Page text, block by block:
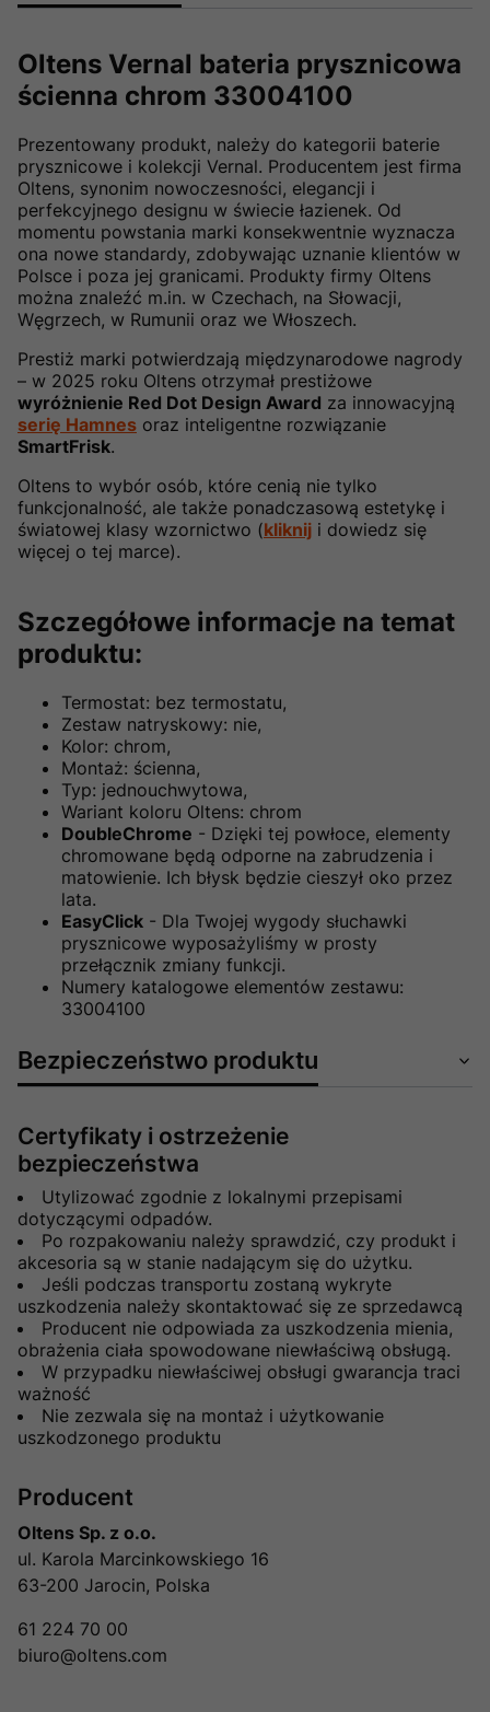
Oltens Vernal bateria prysznicowa
ścienna chrom 33004100
Prezentowany produkt, należy do kategorii baterie
prysznicowe i kolekcji Vernal. Producentem jest firma
Oltens, synonim nowoczesności, elegancji i
perfekcyjnego designu w świecie łazienek. Od
momentu powstania marki konsekwentnie wyznacza
ona nowe standardy, zdobywając uznanie klientów w
Polsce i poza jej granicami. Produkty firmy Oltens
można znaleźć m.in. w Czechach, na Słowacji,
Węgrzech, w Rumunii oraz we Włoszech.
Prestiż marki potwierdzają międzynarodowe nagrody
– w 2025 roku Oltens otrzymał prestiżowe
wyróżnienie Red Dot Design Award za innowacyjną
serię Hamnes oraz inteligentne rozwiązanie
SmartFrisk.
Oltens to wybór osób, które cenią nie tylko
funkcjonalność, ale także ponadczasową estetykę i
światowej klasy wzornictwo (kliknij i dowiedz się
więcej o tej marce).
Szczegółowe informacje na temat
produktu:
Termostat: bez termostatu,
Zestaw natryskowy: nie,
Kolor: chrom,
Montaż: ścienna,
Typ: jednouchwytowa,
Wariant koloru Oltens: chrom
DoubleChrome - Dzięki tej powłoce, elementy
chromowane będą odporne na zabrudzenia i
matowienie. Ich błysk będzie cieszył oko przez
lata.
EasyClick - Dla Twojej wygody słuchawki
prysznicowe wyposażyliśmy w prosty
przełącznik zmiany funkcji.
Numery katalogowe elementów zestawu:
33004100
Bezpieczeństwo produktu
Certyfikaty i ostrzeżenie
bezpieczeństwa
Utylizować zgodnie z lokalnymi przepisami
dotyczącymi odpadów.
Po rozpakowaniu należy sprawdzić, czy produkt i
akcesoria są w stanie nadającym się do użytku.
Jeśli podczas transportu zostaną wykryte
uszkodzenia należy skontaktować się ze sprzedawcą
Producent nie odpowiada za uszkodzenia mienia,
obrażenia ciała spowodowane niewłaściwą obsługą.
W przypadku niewłaściwej obsługi gwarancja traci
ważność
Nie zezwala się na montaż i użytkowanie
uszkodzonego produktu
Producent
Oltens Sp. z o.o.
ul. Karola Marcinkowskiego 16
63-200 Jarocin, Polska
61 224 70 00
biuro@oltens.com